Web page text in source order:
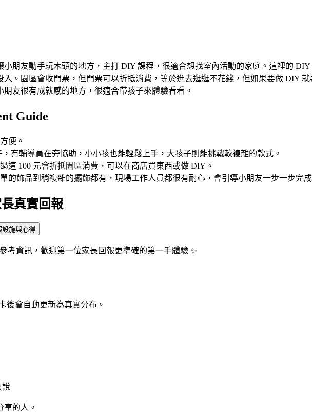
朋友動手玩木頭的地方，主打 DIY 課程，很適合想找室內活動的家庭。這裡的
。園區會收門票，但門票可以折抵消費，等於進去逛逛不花錢，但如果要做 DIY
友很有成就感的地方，很適合帶孩子來體驗看看。
Guide
便。
有輔導員在旁協助，小小孩也能輕鬆上手，大孩子則能挑戰較複雜的款式。
這 100 元會折抵園區消費，可以在商店買東西或做 DIY。
的飾品到稍複雜的擺飾都有，現場工作人員都很有耐心，會引導小朋友一步一步完
真實回報
設施與心得
考資訊，歡迎第一位家長回報更準確的第一手體驗 ✨
後會自動更新為真實分布。
說
的人。